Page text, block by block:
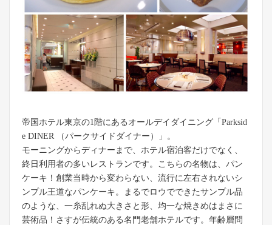
帝国ホテル東京の1階にあるオールデイダイニング「Parksid
e DINER （パークサイドダイナー）」。
モーニングからディナーまで、ホテル宿泊客だけでなく、
終日利用者の多いレストランです。こちらの名物は、パン
ケーキ！創業当時から変わらない、流行に左右されないシ
ンプル王道なパンケーキ。まるでロウでできたサンプル品
のような、一糸乱れぬ大きさと形、均一な焼きめはまさに
芸術品！さすが伝統のある名門老舗ホテルです。年齢層問